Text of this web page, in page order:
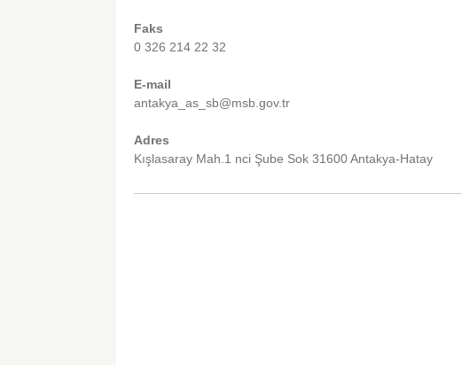
Faks
0 326 214 22 32
E-mail
antakya_as_sb@msb.gov.tr
Adres
Kışlasaray Mah.1 nci Şube Sok 31600 Antakya-Hatay